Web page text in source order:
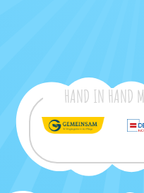
HAND IN HAND